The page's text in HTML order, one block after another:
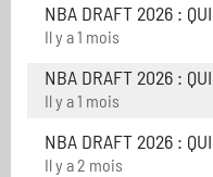
NBA DRAFT 2026 :
Il y a 1 mois
NBA DRAFT 2026 :
Il y a 1 mois
NBA DRAFT 2026 :
Il y a 2 mois